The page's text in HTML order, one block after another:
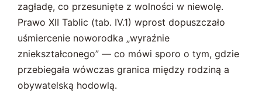
zagładę, co przesunięte z wolności w niewolę.
Prawo XII Tablic (tab. IV.1) wprost dopuszczało
uśmiercenie noworodka „wyraźnie
zniekształconego” — co mówi sporo o tym, gdzie
przebiegała wówczas granica między rodziną a
obywatelską hodowlą.